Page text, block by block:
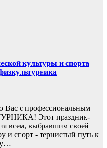
культуры и спорта
Вас с профессиональным
Этот праздник-
всем, выбравшим своей
и спорт - тернистый путь к